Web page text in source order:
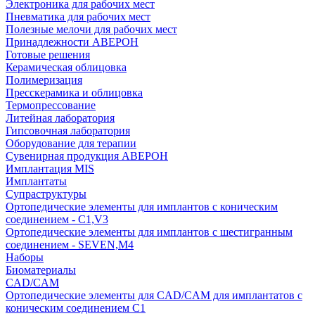
Электроника для рабочих мест
Пневматика для рабочих мест
Полезные мелочи для рабочих мест
Принадлежности АВЕРОН
Готовые решения
Керамическая облицовка
Полимеризация
Пресскерамика и облицовка
Термопрессование
Литейная лаборатория
Гипсовочная лаборатория
Оборудование для терапии
Сувенирная продукция АВЕРОН
Имплантация MIS
Имплантаты
Супраструктуры
Ортопедические элементы для имплантов с коническим
соединением - C1,V3
Ортопедические элементы для имплантов с шестигранным
соединением - SEVEN,M4
Наборы
Биоматериалы
CAD/CAM
Ортопедические элементы для CAD/CAM для имплантатов с
коническим соединением С1